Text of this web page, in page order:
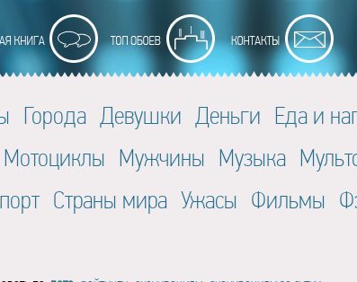
Города Девушки Деньги Еда и
Мотоциклы Мужчины Музыка
Страны мира Ужасы Фильмы